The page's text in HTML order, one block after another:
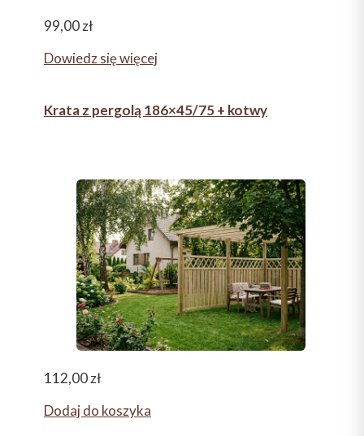
99,00zł
Dowiedz się więcej
Krata z pergolą 186×45/75 + kotwy
112,00zł
Dodaj do koszyka